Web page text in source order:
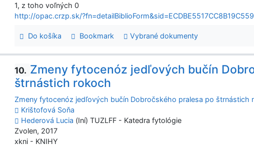
1, z toho voľných 0
http://opac.crzp.sk/
Do košíka Bookmark Vybrané dokumenty
10. Zmeny fytocenóz jedľových bučín
štrnástich rokoch
Zmeny fytocenóz jedľových bučín Dobročského pralesa po štrnástich
Krištofová Soňa
Hederová Lucia (Iní) TUZLFF - Katedra fytológie
Zvolen, 2017
xkni - KNIHY